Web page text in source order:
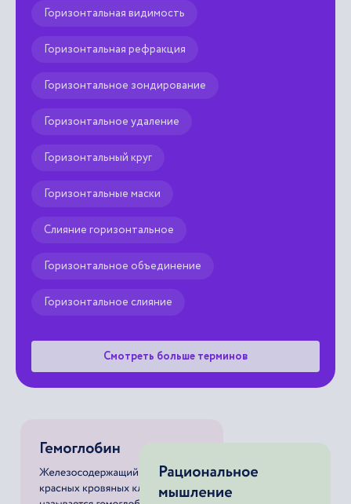
Горизонтальная видимость
Горизонтальная рефракция
Горизонтальное зондирование
Горизонтальное удаление
Горизонтальный круг
Горизонтальные маски
Слияние горизонтальное
Горизонтальное объединение
Горизонтальное слияние
Смотреть больше терминов